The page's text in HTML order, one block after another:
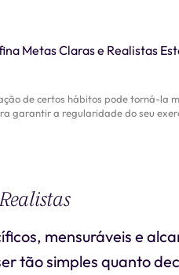
de certos hábitos pode torná-la
garantir a regularidade do seu
mensuráveis e
tão simples quanto